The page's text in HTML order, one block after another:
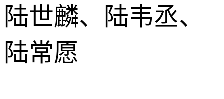
陆世麟、陆韦丞、
陆常愿